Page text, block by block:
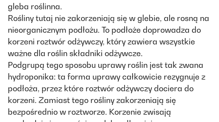
gleba roślinna.
Rośliny tutaj nie zakorzeniają się w glebie, ale rosną na
nieorganicznym podłożu. To podłoże doprowadza do
korzeni roztwór odżywczy, który zawiera wszystkie
ważne dla roślin składniki odżywcze.
Podgrupą tego sposobu uprawy roślin jest tak zwana
hydroponika: ta forma uprawy całkowicie rezygnuje z
podłoża, przez które roztwór odżywczy dociera do
korzeni. Zamiast tego rośliny zakorzeniają się
bezpośrednio w roztworze. Korzenie zwisają